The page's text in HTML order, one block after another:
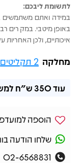
לתשומת ליבכם:
במידה ואתם משתמשים
באופן מיטבי. במקרים
איכותיים, ולכן
מחלקה 2 תקליטים
עוד350 ש"ח
הוספה
שלחו הודעה
02-6568831